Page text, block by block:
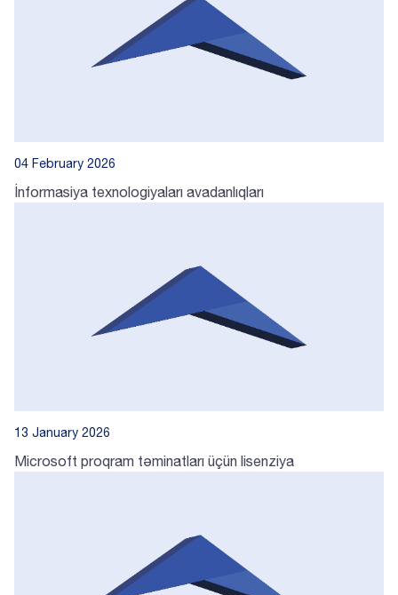
04 February 2026
İnformasiya texnologiyaları avadanlıqları
13 January 2026
Microsoft proqram təminatları üçün lisenziya